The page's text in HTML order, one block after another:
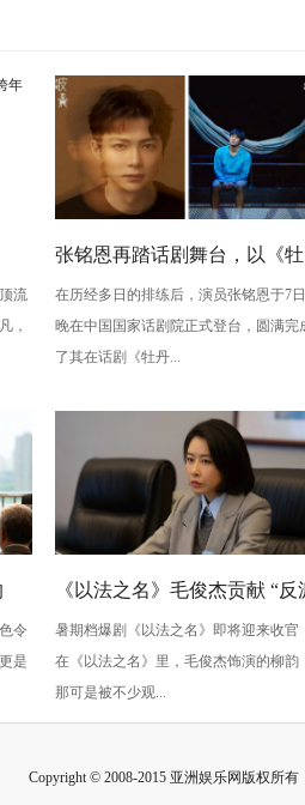
流
，
张铭恩再踏话剧舞台，以《牡
丹亭上三生路》续写古典深
情，全新演绎“柳梦梅”至情至
在历经多日的排练后，演员张铭恩于7日
晚在中国国家话剧院正式登台，圆满完
了其在话剧《牡丹...
令
是
《以法之名》毛俊杰贡献 “反
级” 演技？柳韵的 “蠢” 是表演
的胜利！
暑期档爆剧《以法之名》即将迎来收官
在《以法之名》里，毛俊杰饰演的柳韵
那可是被不少观...
Copyright © 2008-2015 亚洲娱乐网版权所